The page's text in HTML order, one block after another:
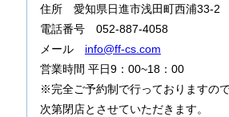
住所 愛知県日進市浅田町西浦33-2
電話番号 052-887-4058
メール info@ff-cs.com
営業時間 平日9：00~18：00
※完全ご予約制で行っておりますの
次第閉店とさせていただきます。